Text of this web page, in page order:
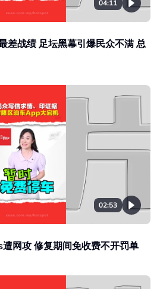
04:11
差战绩 足坛黑幕引爆民众不满 总
02:53
网攻 修复期间免收费不开罚单